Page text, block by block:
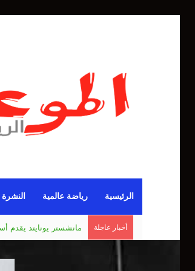
الرئيسية رياضة عالمية
أخبار عاجلة بيلينغهام.. ظالم أم